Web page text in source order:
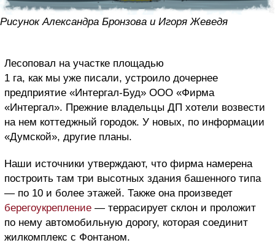
Рисунок Александра Бронзова и Игоря Жеведя
Лесоповал на участке площадью
1 га, как мы уже писали, устроило дочернее
предприятие «Интергал-Буд» ООО «Фирма
«Интергал». Прежние владельцы ДП хотели возвести
на нем коттеджный городок. У новых, по информации
«Думской», другие планы.
Наши источники утверждают, что фирма намерена
построить там три высотных здания башенного типа
— по 10 и более этажей. Также она произведет
берегоукрепление — террасирует склон и проложит
по нему автомобильную дорогу, которая соединит
жилкомплекс с Фонтаном.